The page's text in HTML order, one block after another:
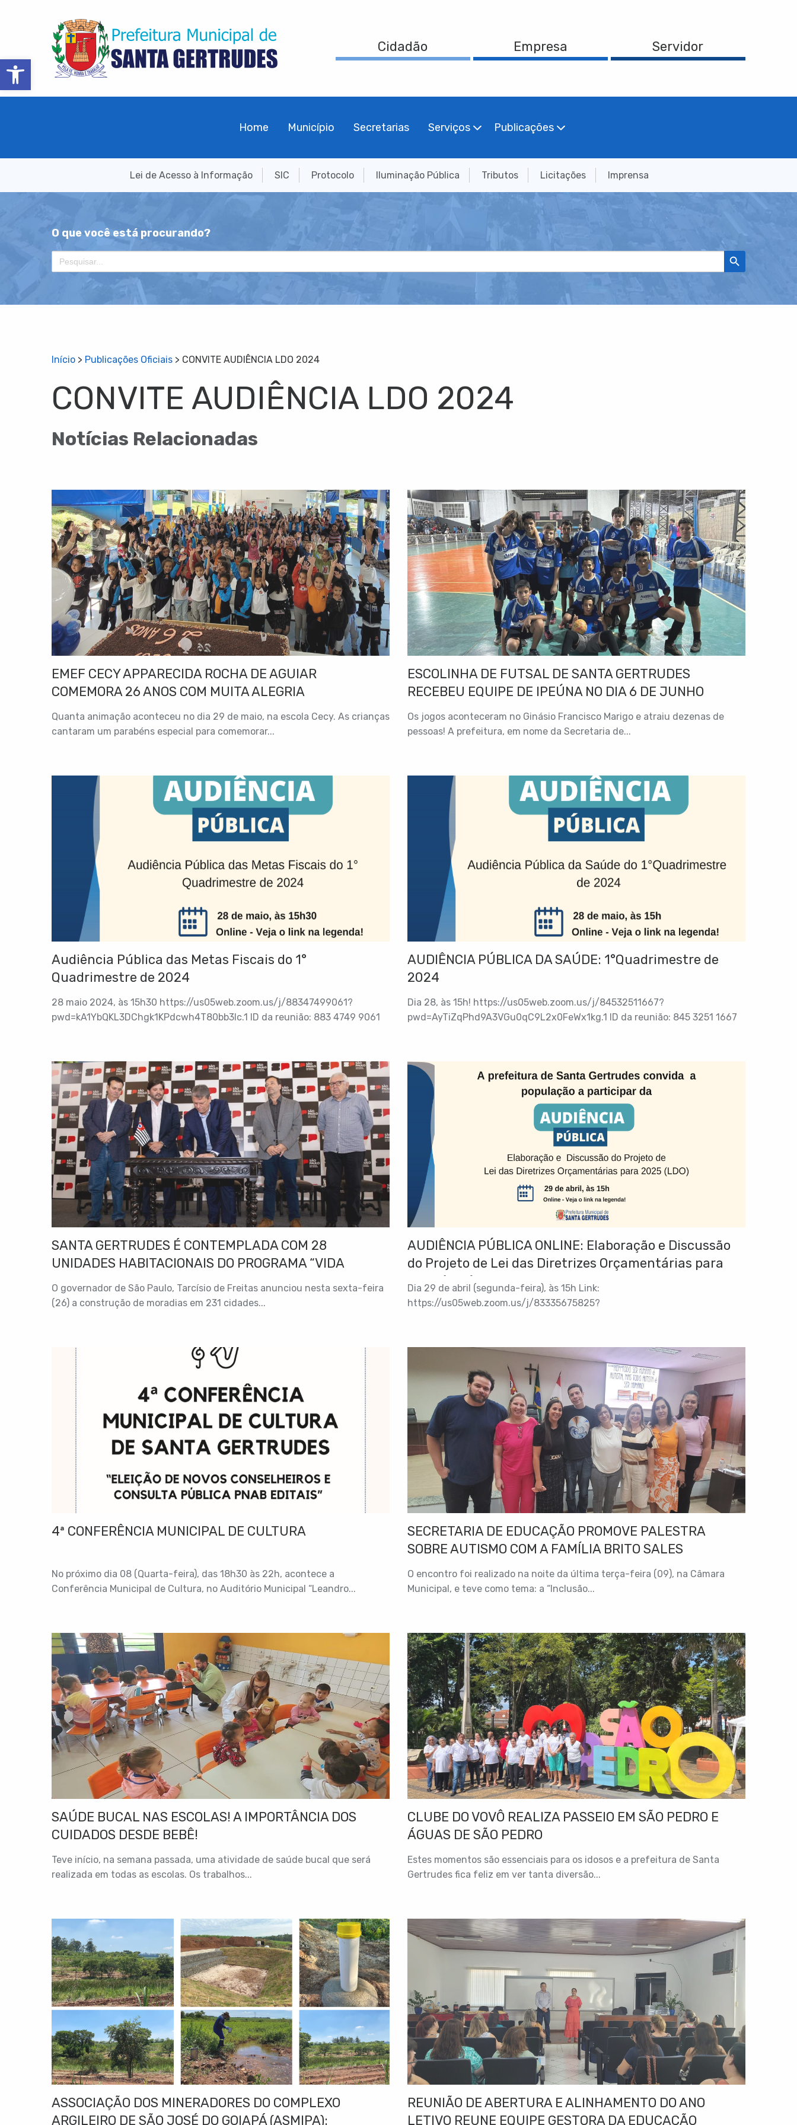
Barra de Ferramentas Aberta
Cidadão Empresa Servidor
Home Município Secretarias Serviços Publicações
Lei de Acesso à Informação SIC Protocolo Iluminação Pública Tributos Licitações Imprensa
O que você está procurando?
Search
for:
Search Button
Início > Publicações Oficiais > CONVITE AUDIÊNCIA LDO 2024
CONVITE AUDIÊNCIA LDO 2024
Notícias Relacionadas
EMEF CECY APPARECIDA ROCHA DE AGUIAR
COMEMORA 26 ANOS COM MUITA ALEGRIA
Quanta animação aconteceu no dia 29 de maio, na escola Cecy. As crianças
cantaram um parabéns especial para comemorar...
ESCOLINHA DE FUTSAL DE SANTA GERTRUDES
RECEBEU EQUIPE DE IPEÚNA NO DIA 6 DE JUNHO
Os jogos aconteceram no Ginásio Francisco Marigo e atraiu dezenas de
pessoas! A prefeitura, em nome da Secretaria de...
Audiência Pública das Metas Fiscais do 1°
Quadrimestre de 2024
28 maio 2024, às 15h30 https://us05web.zoom.us/j/88347499061?
pwd=kA1YbQKL3DChgk1KPdcwh4T80bb3lc.1 ID da reunião: 883 4749 9061
AUDIÊNCIA PÚBLICA DA SAÚDE: 1°Quadrimestre de
2024
Dia 28, às 15h! https://us05web.zoom.us/j/84532511667?
pwd=AyTiZqPhd9A3VGu0qC9L2x0FeWx1kg.1 ID da reunião: 845 3251 1667
SANTA GERTRUDES É CONTEMPLADA COM 28
UNIDADES HABITACIONAIS DO PROGRAMA “VIDA
LONGA”
O governador de São Paulo, Tarcísio de Freitas anunciou nesta sexta-feira
(26) a construção de moradias em 231 cidades...
AUDIÊNCIA PÚBLICA ONLINE: Elaboração e Discussão
do Projeto de Lei das Diretrizes Orçamentárias para
2025 (LDO)
Dia 29 de abril (segunda-feira), às 15h Link:
https://us05web.zoom.us/j/83335675825?
4ª CONFERÊNCIA MUNICIPAL DE CULTURA
No próximo dia 08 (Quarta-feira), das 18h30 às 22h, acontece a
Conferência Municipal de Cultura, no Auditório Municipal “Leandro...
SECRETARIA DE EDUCAÇÃO PROMOVE PALESTRA
SOBRE AUTISMO COM A FAMÍLIA BRITO SALES
O encontro foi realizado na noite da última terça-feira (09), na Câmara
Municipal, e teve como tema: a “Inclusão...
SAÚDE BUCAL NAS ESCOLAS! A IMPORTÂNCIA DOS
CUIDADOS DESDE BEBÊ!
Teve início, na semana passada, uma atividade de saúde bucal que será
realizada em todas as escolas. Os trabalhos...
CLUBE DO VOVÔ REALIZA PASSEIO EM SÃO PEDRO E
ÁGUAS DE SÃO PEDRO
Estes momentos são essenciais para os idosos e a prefeitura de Santa
Gertrudes fica feliz em ver tanta diversão...
ASSOCIAÇÃO DOS MINERADORES DO COMPLEXO
ARGILEIRO DE SÃO JOSÉ DO GOIAPÁ (ASMIPA):
REUNIÃO DE ABERTURA E ALINHAMENTO DO ANO
LETIVO REUNE EQUIPE GESTORA DA EDUCAÇÃO